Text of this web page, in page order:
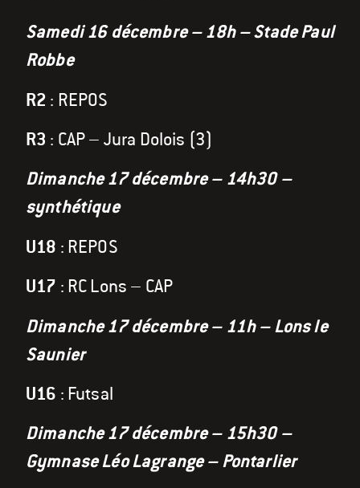
Samedi 16 décembre – 18h – Stade Paul
Robbe
R2 : REPOS
R3 : CAP – Jura Dolois (3)
Dimanche 17 décembre – 14h30 –
synthétique
U18 : REPOS
U17 : RC Lons – CAP
Dimanche 17 décembre – 11h – Lons le
Saunier
U16 : Futsal
Dimanche 17 décembre – 15h30 –
Gymnase Léo Lagrange – Pontarlier